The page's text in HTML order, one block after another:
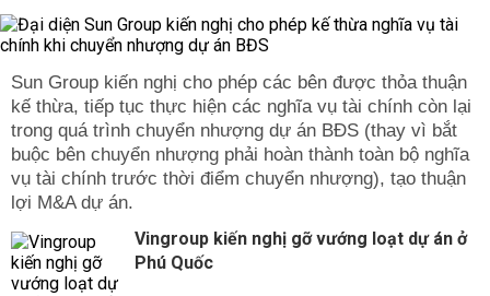
Sun Group kiến nghị cho phép các bên được thỏa thuận
kế thừa, tiếp tục thực hiện các nghĩa vụ tài chính còn lại
trong quá trình chuyển nhượng dự án BĐS (thay vì bắt
buộc bên chuyển nhượng phải hoàn thành toàn bộ nghĩa
vụ tài chính trước thời điểm chuyển nhượng), tạo thuận
lợi M&A dự án.
Vingroup kiến nghị gỡ vướng loạt dự án ở
Phú Quốc